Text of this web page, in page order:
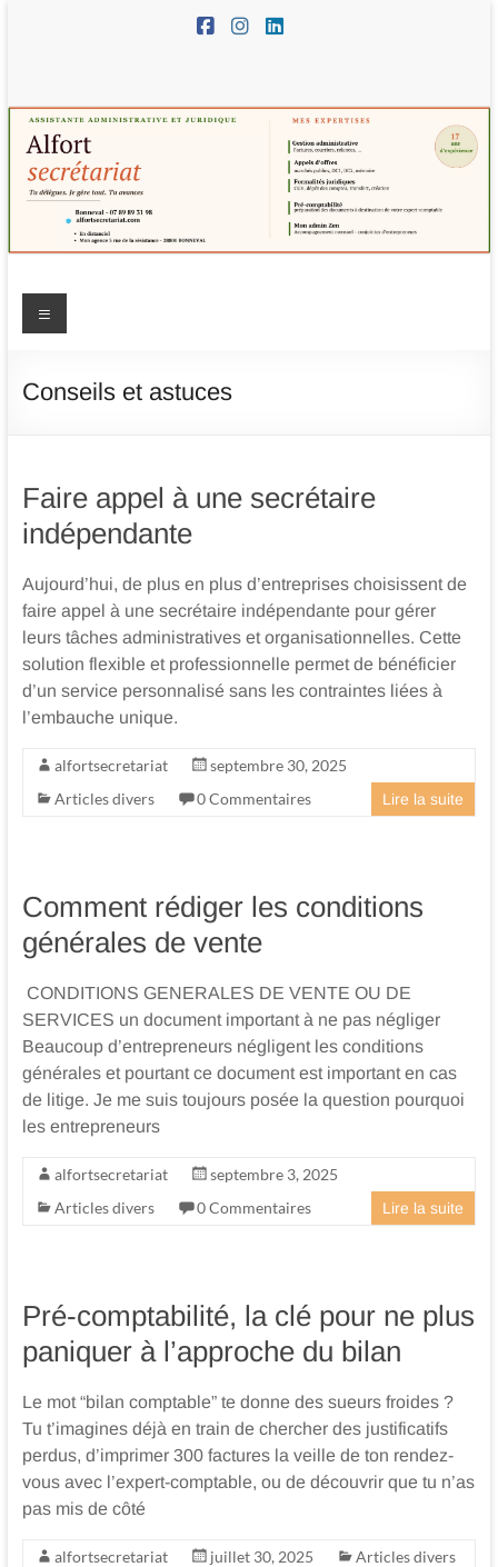
Alfort
–
et
juridique
Bonneval
Eure
et
Loir
Menu
Conseils et astuces
Faire appel à une secrétaire
indépendante
Aujourd’hui, de plus en plus d’entreprises choisissent de
faire appel à une secrétaire indépendante pour gérer
leurs tâches administratives et organisationnelles. Cette
solution flexible et professionnelle permet de bénéficier
d’un service personnalisé sans les contraintes liées à
l’embauche unique.
alfortsecretariat
septembre 30, 2025
Articles divers
0 Commentaires Lire la suite
Comment rédiger les conditions
générales de vente
CONDITIONS GENERALES DE VENTE OU DE
SERVICES un document important à ne pas négliger
Beaucoup d’entrepreneurs négligent les conditions
générales et pourtant ce document est important en cas
de litige. Je me suis toujours posée la question pourquoi
les entrepreneurs
alfortsecretariat
septembre 3, 2025
Articles divers
0 Commentaires Lire la suite
Pré-comptabilité, la clé pour ne plus
paniquer à l’approche du bilan
Le mot “bilan comptable” te donne des sueurs froides ?
Tu t’imagines déjà en train de chercher des justificatifs
perdus, d’imprimer 300 factures la veille de ton rendez-
vous avec l’expert-comptable, ou de découvrir que tu n’as
pas mis de côté
alfortsecretariat juillet 30, 2025
Articles divers